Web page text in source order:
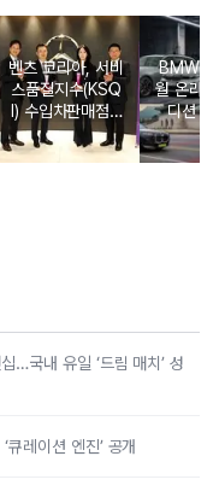
벤츠 코리아, 서비
스품질지수(KSQ
I) 수입차판매점 1
2년·수입인증중고
차 6년 연속 1위
BMW
월 온라
디션 3
…국내 유일 ‘드림 매치’ 성
레이션 엔진’ 공개